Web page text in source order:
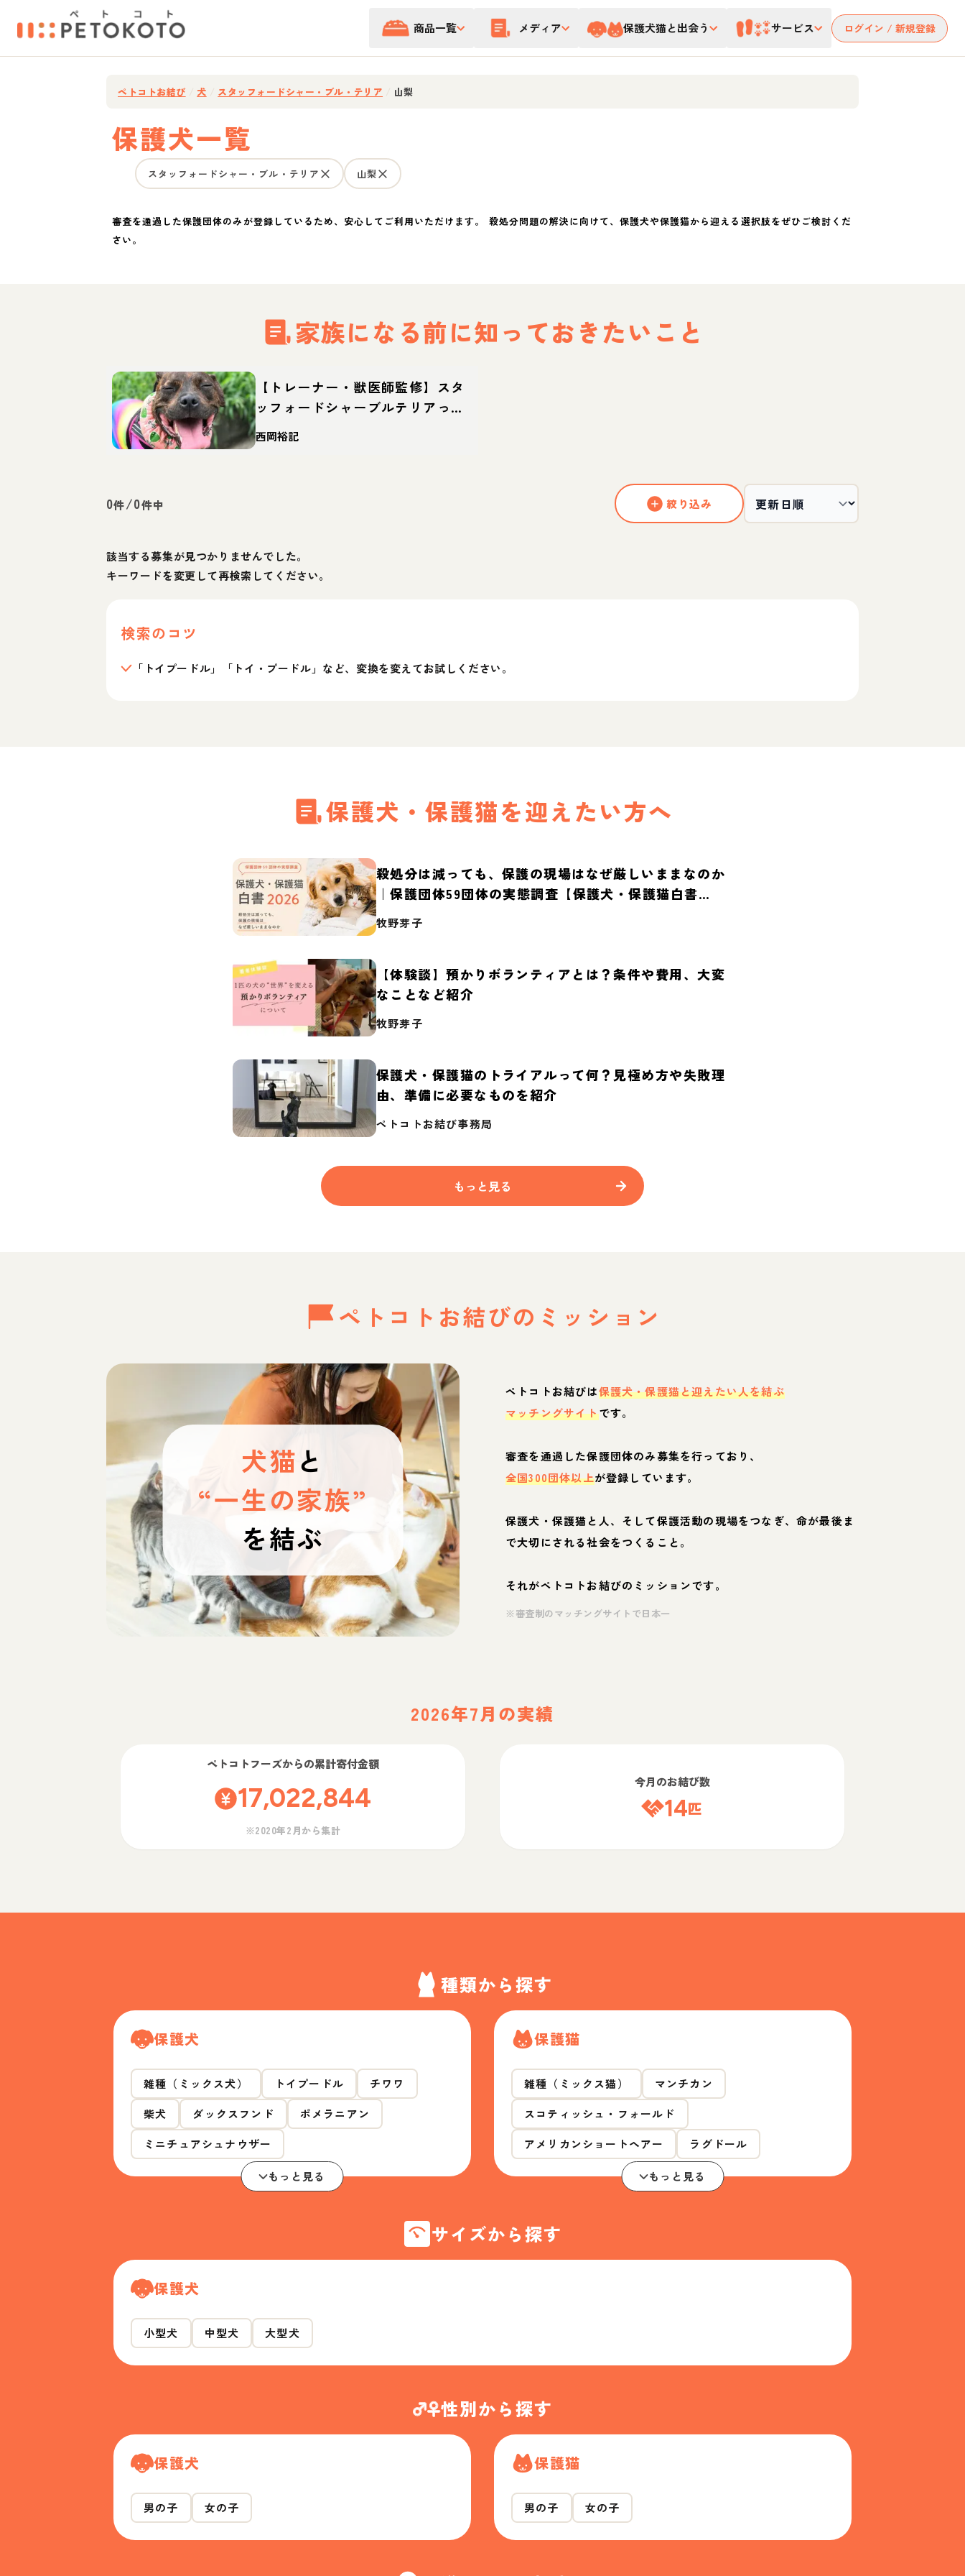
商品一覧 メディア 保護犬猫と出会う サービス ログイン / 新規登録
ペトコトお結び 犬 スタッフォードシャー・ブル・テリア 山梨
保護犬一覧
スタッフォードシャー・ブル・テリア 山梨
審査を通過した保護団体のみが登録しているため、安心してご利用いただけます。 殺処分問題の解決に向けて、保護犬や保護猫から迎える選択肢をぜひご検討くだ
さい。
家族になる前に知っておきたいこと
【トレーナー・獣医師監修】スタ
ッフォードシャーブルテリアって
どんな犬？性格・特徴・育て方・
迎え方
西岡裕記
0件/0件中 絞り込み
該当する募集が見つかりませんでした。
キーワードを変更して再検索してください。
検索のコツ
「トイプードル」「トイ・プードル」など、変換を変えてお試しください。
保護犬・保護猫を迎えたい方へ
殺処分は減っても、保護の現場はなぜ厳しいままなのか
｜保護団体59団体の実態調査【保護犬・保護猫白書
2026】
牧野芽子
【体験談】預かりボランティアとは？条件や費用、大変
なことなど紹介
牧野芽子
保護犬・保護猫のトライアルって何？見極め方や失敗理
由、準備に必要なものを紹介
ペトコトお結び事務局
もっと見る
ペトコトお結びの ミッション
犬猫と
“一生の家族”
を結ぶ
ペトコトお結びは保護犬・保護猫と迎えたい人を結ぶ
マッチングサイトです。
審査を通過した保護団体のみ募集を行っており、
全国300団体以上が登録しています。
保護犬・保護猫と人、そして保護活動の現場をつなぎ、命が最後ま
で大切にされる社会をつくること。
それがペトコトお結びのミッションです。
※審査制のマッチングサイトで日本一
2026年7月の実績
ペトコトフーズからの累計寄付金額
17,022,844
※2020年2月から集計
今月のお結び数
14匹
種類から探す
保護犬
雑種（ミックス犬） トイプードル
チワワ
柴犬
ダックスフンド
ポメラニアン
ミニチュアシュナウザー
もっと見る
保護猫
雑種（ミックス猫）
マンチカン
スコティッシュ・フォールド
アメリカンショートヘアー
ラグドール
もっと見る
サイズから探す
保護犬
小型犬 中型犬 大型犬
性別から探す
保護犬
男の子 女の子
保護猫
男の子 女の子